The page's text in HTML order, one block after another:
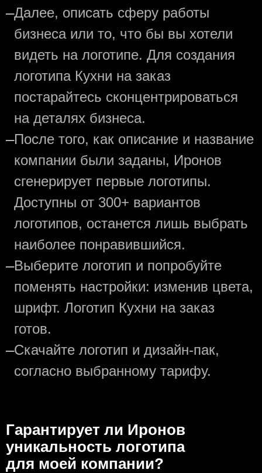
—Далее, описать сферу работы
бизнеса или то, что бы вы хотели
видеть на логотипе. Для создания
логотипа Кухни на заказ
постарайтесь сконцентрироваться
на деталях бизнеса.
—После того, как описание и название
компании были заданы, Иронов
сгенерирует первые логотипы.
Доступны от 300+ вариантов
логотипов, останется лишь выбрать
наиболее понравившийся.
—Выберите логотип и попробуйте
поменять настройки: изменив цвета,
шрифт. Логотип Кухни на заказ
готов.
—Скачайте логотип и дизайн-пак,
согласно выбранному тарифу.
Гарантирует ли Иронов
уникальность логотипа
для моей компании?